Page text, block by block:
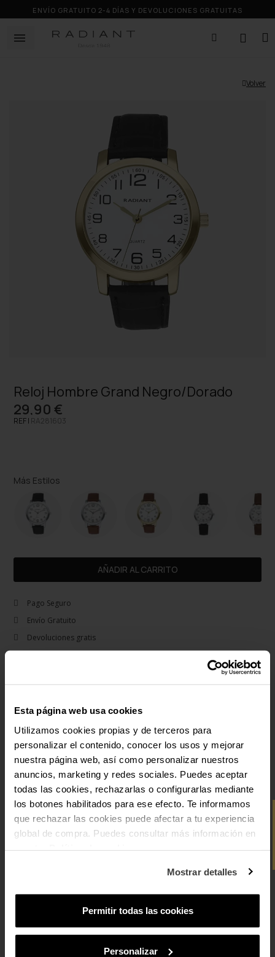
Esta página web usa cookies
Utilizamos cookies propias y de terceros para
personalizar el contenido, conocer los usos y mejorar
nuestra página web, así como personalizar nuestros
anuncios, marketing y redes sociales. Puedes aceptar
todas las cookies, rechazarlas o configurarlas mediante
los botones habilitados para ese efecto. Te informamos
que rechazar las cookies puede afectar a tu experiencia
global de compra. Puedes consultar más información en
Mostrar detalles
Permitir todas las cookies
Personalizar
ENVÍO GRATUITO 2-4 DÍAS Y DEVOLUCIONES GRATUITAS
Volver
Reloj Hombre Grand Negro/Dorado
29,90 €
REF | RA281603
Más Estilos
AÑADIR AL CARRITO
Pago Seguro
Envío Gratuito
Devoluciones gratis
remove
Clásico, sencillo y elegante: todos estos valores se condensan en un solo reloj,
haciendo de esta colección un valor seguro.
Detalles del producto
add
Pago Seguro
add
Envío y Devoluciones
add
Cumplimiento Normativo de Seguridad
-10% PARA TI
Y recibe novedades y acceso a
ventajas exclusivas en tu email.
Email
¿En qué tipo de productos tienes más
Mujer
Hombre Ambos
SUSCRIBIRME
Al suscribirte aceptas nuestraPolítica de Privacidad.Podrás darte de baja